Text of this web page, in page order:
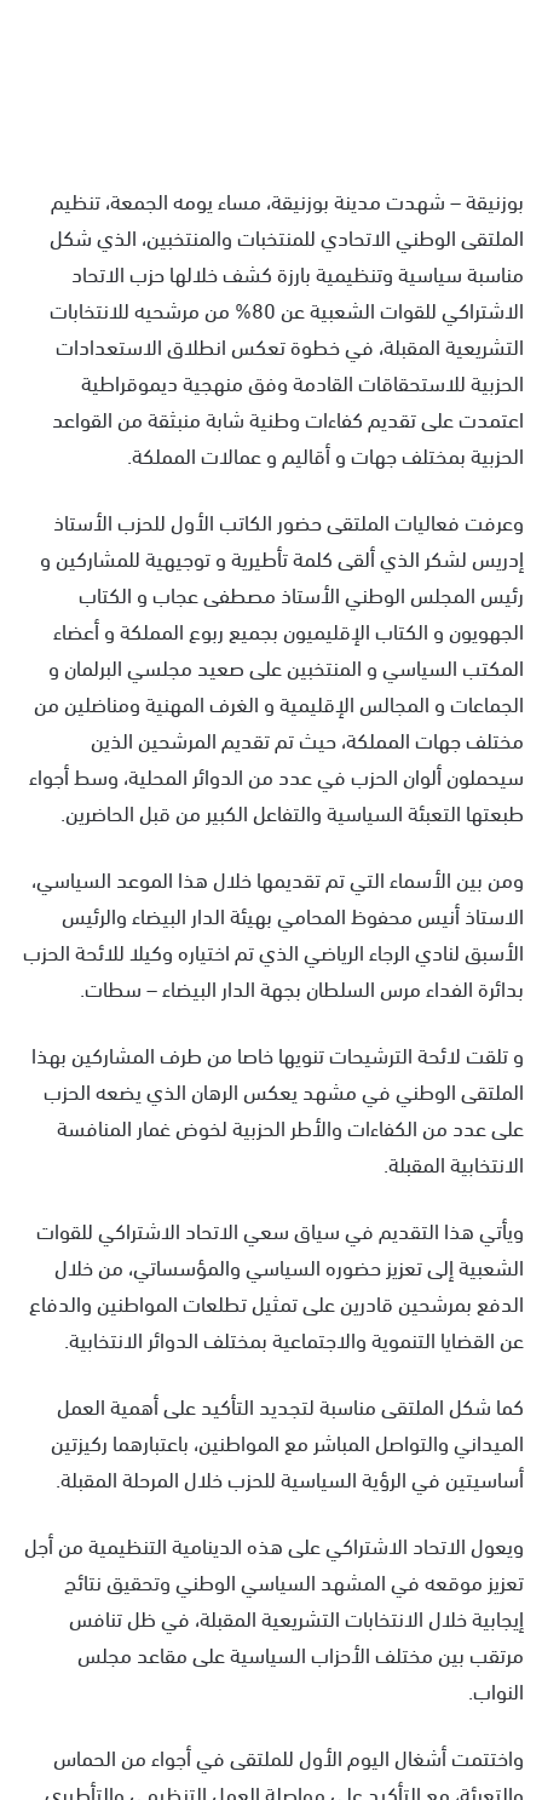
بوزنيقة – شهدت مدينة بوزنيقة، مساء يومه الجمعة، تنظيم
الملتقى الوطني الاتحادي للمنتخبات والمنتخبين، الذي شكل
مناسبة سياسية وتنظيمية بارزة كشف خلالها حزب الاتحاد
الاشتراكي للقوات الشعبية عن 80% من مرشحيه للانتخابات
التشريعية المقبلة، في خطوة تعكس انطلاق الاستعدادات
الحزبية للاستحقاقات القادمة وفق منهجية ديموقراطية
اعتمدت على تقديم كفاءات وطنية شابة منبثقة من القواعد
الحزبية بمختلف جهات و أقاليم و عمالات المملكة.
وعرفت فعاليات الملتقى حضور الكاتب الأول للحزب الأستاذ
إدريس لشكر الذي ألقى كلمة تأطيرية و توجيهية للمشاركين و
رئيس المجلس الوطني الأستاذ مصطفى عجاب و الكتاب
الجهويون و الكتاب الإقليميون بجميع ربوع المملكة و أعضاء
المكتب السياسي و المنتخبين على صعيد مجلسي البرلمان و
الجماعات و المجالس الإقليمية و الغرف المهنية ومناضلين من
مختلف جهات المملكة، حيث تم تقديم المرشحين الذين
سيحملون ألوان الحزب في عدد من الدوائر المحلية، وسط أجواء
طبعتها التعبئة السياسية والتفاعل الكبير من قبل الحاضرين.
ومن بين الأسماء التي تم تقديمها خلال هذا الموعد السياسي،
الاستاذ أنيس محفوظ المحامي بهيئة الدار البيضاء والرئيس
الأسبق لنادي الرجاء الرياضي الذي تم اختياره وكيلا للائحة الحزب
بدائرة الفداء مرس السلطان بجهة الدار البيضاء – سطات.
و تلقت لائحة الترشيحات تنويها خاصا من طرف المشاركين بهذا
الملتقى الوطني في مشهد يعكس الرهان الذي يضعه الحزب
على عدد من الكفاءات والأطر الحزبية لخوض غمار المنافسة
الانتخابية المقبلة.
ويأتي هذا التقديم في سياق سعي الاتحاد الاشتراكي للقوات
الشعبية إلى تعزيز حضوره السياسي والمؤسساتي، من خلال
الدفع بمرشحين قادرين على تمثيل تطلعات المواطنين والدفاع
عن القضايا التنموية والاجتماعية بمختلف الدوائر الانتخابية.
كما شكل الملتقى مناسبة لتجديد التأكيد على أهمية العمل
الميداني والتواصل المباشر مع المواطنين، باعتبارهما ركيزتين
أساسيتين في الرؤية السياسية للحزب خلال المرحلة المقبلة.
ويعول الاتحاد الاشتراكي على هذه الدينامية التنظيمية من أجل
تعزيز موقعه في المشهد السياسي الوطني وتحقيق نتائج
إيجابية خلال الانتخابات التشريعية المقبلة، في ظل تنافس
مرتقب بين مختلف الأحزاب السياسية على مقاعد مجلس
النواب.
واختتمت أشغال اليوم الأول للملتقى في أجواء من الحماس